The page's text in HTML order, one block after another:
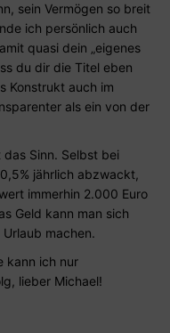
sein Vermögen so breit
ich persönlich auch
quasi dein „eigenes
du dir die Titel eben
Konstrukt auch im
als ein von der
Sinn. Selbst bei
jährlich abzwackt,
immerhin 2.000 Euro
Geld kann man sich
machen.
kann ich nur
lieber Michael!